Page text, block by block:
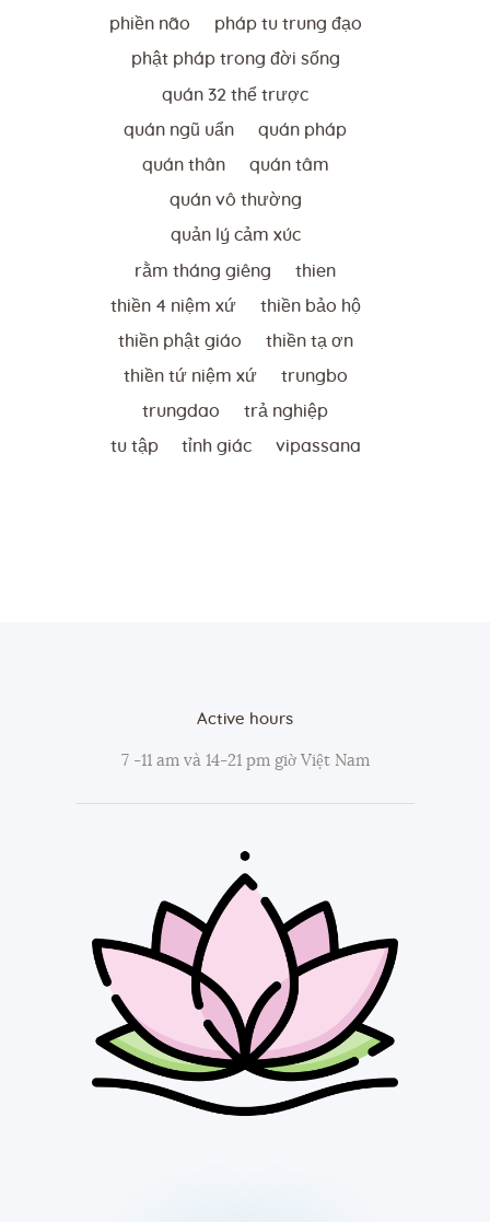
phiền não pháp tu trung đạo
phật pháp trong đời sống
quán 32 thể trược
quán ngũ uẩn quán pháp
quán thân quán tâm
quán vô thường
quản lý cảm xúc
rằm tháng giêng thien
thiền 4 niệm xứ thiền bảo hộ
thiền phật giáo thiền tạ ơn
thiền tứ niệm xứ trungbo
trungdao trả nghiệp
tu tập tỉnh giác vipassana
Active hours
7 -11 am và 14-21 pm giờ Việt Nam